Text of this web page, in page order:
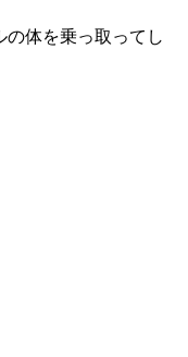
の体を乗っ取ってし